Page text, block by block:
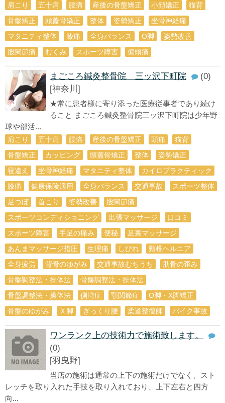
肩こり 五十肩 腰痛 産後の骨盤矯正 小顔矯正
猫背
骨盤矯正
頭蓋骨矯正 整体 姿勢矯正
坐骨神経痛
マタニティ整体
膝痛 全身バランス О脚
姿勢改善
股関節痛
むくみ スポーツ障害 偏頭痛
まごころ鍼灸整骨院 三ッ沢下町院
(0)
[神奈川]
★常に患者様に寄り添った医療従事者であり続け
ること まごころ鍼灸整骨院三ッ沢下町院は少年野
球や部活...
肩こり 五十肩 腰痛 産後の骨盤矯正 頭痛
猫背
骨盤矯正
カッピング 頭蓋骨矯正 整体
姿勢矯正
寝違え
坐骨神経痛 マタニティ整体
カイロプラクティック
膝痛
健康保険適用 全身バランス 交通事故
スポーツ整体
足つぼ
首こり 姿勢改善
股関節痛
スポーツコンディショニング
出張マッサージ
口コミ
スポーツ障害
手足の痛み 便秘
足裏マッサージ
あんまマッサージ指圧
生理痛 しびれ
頸椎ヘルニア
全身疲労
背骨のゆがみ 交通事故むちうち
肋骨の歪み
骨盤調整法・操体法
骨盤調整法・操体法
骨盤調整法・操体法
側湾症 顎関節症
O脚・X脚矯正
骨盤のゆがみ
Ｘ脚 ぎっくり腰 柔道整復師 バイク事故
ワンランク上の技術力で施術致します。
(0)
[羽曳野]
当店の施術は通常の上下の施術だけでなく、スト
レッチを取り入れた手技を取り入れており、上下左右と四方
向...